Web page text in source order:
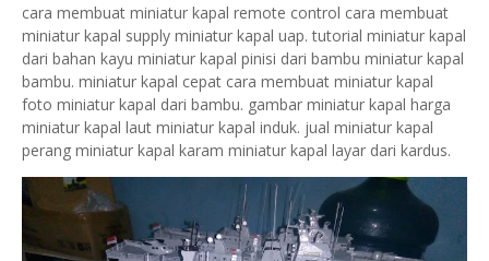
cara membuat miniatur kapal remote control cara membuat
miniatur kapal supply miniatur kapal uap. tutorial miniatur kapal
dari bahan kayu miniatur kapal pinisi dari bambu miniatur kapal
bambu. miniatur kapal cepat cara membuat miniatur kapal
foto miniatur kapal dari bambu. gambar miniatur kapal harga
miniatur kapal laut miniatur kapal induk. jual miniatur kapal
perang miniatur kapal karam miniatur kapal layar dari kardus.